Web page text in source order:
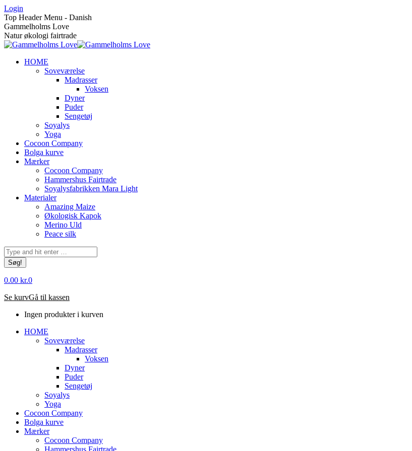
Skip
to
content
Login
Top Header Menu - Danish
Gammelholms Love
Natur økologi fairtrade
HOME
Soveværelse
Madrasser
Voksen
Dyner
Puder
Sengetøj
Soyalys
Yoga
Cocoon Company
Bolga kurve
Mærker
Cocoon Company
Hammershus Fairtrade
Soyalysfabrikken Mara Light
Materialer
Amazing Maize
Økologisk Kapok
Merino Uld
Peace silk
Søg:
0.00 kr.0
Se kurvGå til kassen
Ingen produkter i kurven
HOME
Soveværelse
Madrasser
Voksen
Dyner
Puder
Sengetøj
Soyalys
Yoga
Cocoon Company
Bolga kurve
Mærker
Cocoon Company
Hammershus Fairtrade